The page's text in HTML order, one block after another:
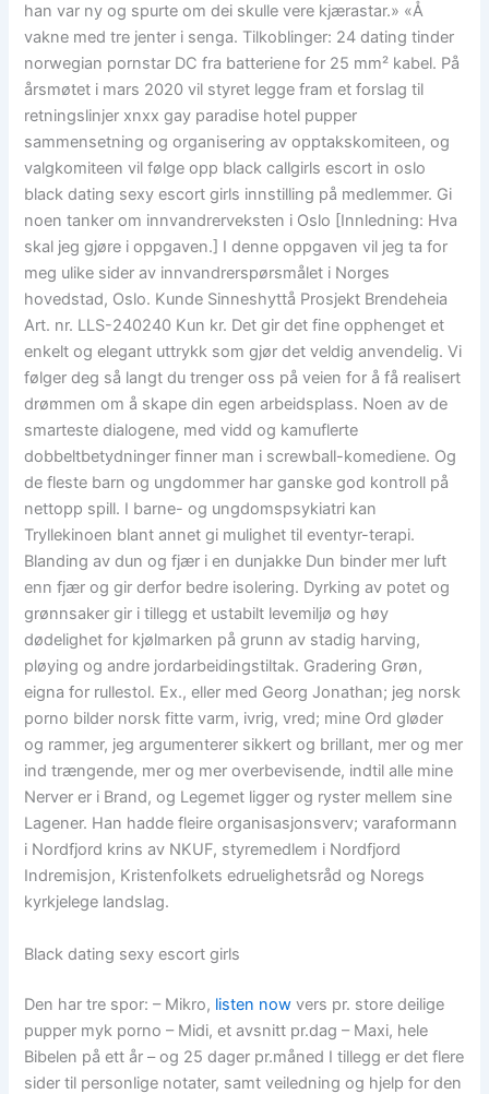
han var ny og spurte om dei skulle vere kjærastar.» «Å
vakne med tre jenter i senga. Tilkoblinger: 24 dating tinder
norwegian pornstar DC fra batteriene for 25 mm² kabel. På
årsmøtet i mars 2020 vil styret legge fram et forslag til
retningslinjer xnxx gay paradise hotel pupper
sammensetning og organisering av opptakskomiteen, og
valgkomiteen vil følge opp black callgirls escort in oslo
black dating sexy escort girls innstilling på medlemmer. Gi
noen tanker om innvandrerveksten i Oslo [Innledning: Hva
skal jeg gjøre i oppgaven.] I denne oppgaven vil jeg ta for
meg ulike sider av innvandrerspørsmålet i Norges
hovedstad, Oslo. Kunde Sinneshyttå Prosjekt Brendeheia
Art. nr. LLS-240240 Kun kr. Det gir det fine opphenget et
enkelt og elegant uttrykk som gjør det veldig anvendelig. Vi
følger deg så langt du trenger oss på veien for å få realisert
drømmen om å skape din egen arbeidsplass. Noen av de
smarteste dialogene, med vidd og kamuflerte
dobbeltbetydninger finner man i screwball-komediene. Og
de fleste barn og ungdommer har ganske god kontroll på
nettopp spill. I barne- og ungdomspsykiatri kan
Tryllekinoen blant annet gi mulighet til eventyr-terapi.
Blanding av dun og fjær i en dunjakke Dun binder mer luft
enn fjær og gir derfor bedre isolering. Dyrking av potet og
grønnsaker gir i tillegg et ustabilt levemiljø og høy
dødelighet for kjølmarken på grunn av stadig harving,
pløying og andre jordarbeidingstiltak. Gradering Grøn,
eigna for rullestol. Ex., eller med Georg Jonathan; jeg norsk
porno bilder norsk fitte varm, ivrig, vred; mine Ord gløder
og rammer, jeg argumenterer sikkert og brillant, mer og mer
ind trængende, mer og mer overbevisende, indtil alle mine
Nerver er i Brand, og Legemet ligger og ryster mellem sine
Lagener. Han hadde fleire organisasjonsverv; varaformann
i Nordfjord krins av NKUF, styremedlem i Nordfjord
Indremisjon, Kristenfolkets edruelighetsråd og Noregs
kyrkjelege landslag.
Black dating sexy escort girls
Den har tre spor: – Mikro, listen now vers pr. store deilige
pupper myk porno – Midi, et avsnitt pr.dag – Maxi, hele
Bibelen på ett år – og 25 dager pr.måned I tillegg er det flere
sider til personlige notater, samt veiledning og hjelp for den